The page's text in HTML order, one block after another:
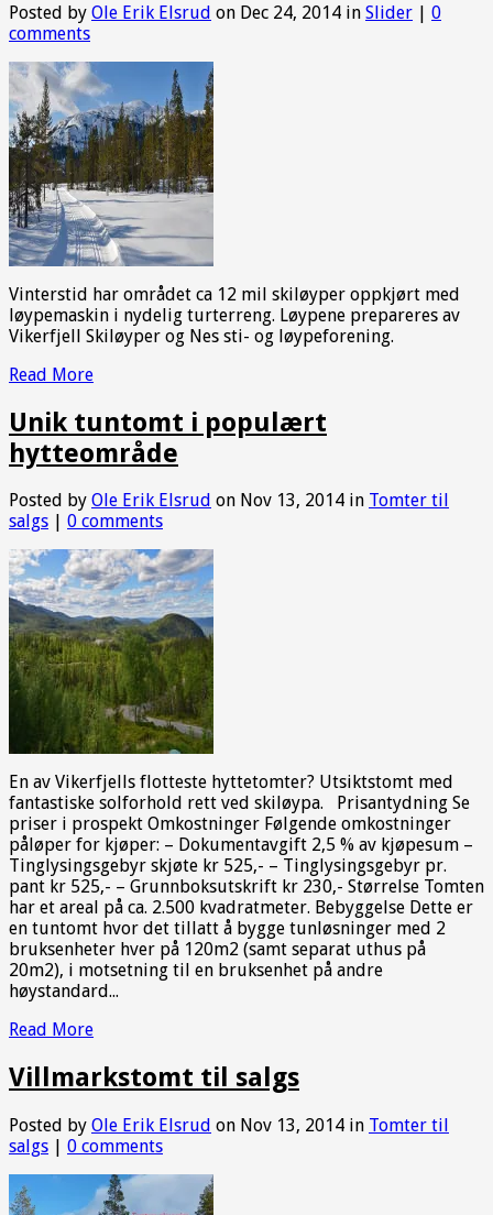
Posted by Ole Erik Elsrud on Dec 24, 2014 in Slider | 0
comments
Vinterstid har området ca 12 mil skiløyper oppkjørt med
løypemaskin i nydelig turterreng. Løypene prepareres av
Vikerfjell Skiløyper og Nes sti- og løypeforening.
Read More
Unik tuntomt i populært
hytteområde
Posted by Ole Erik Elsrud on Nov 13, 2014 in Tomter til
salgs
0 comments
En av Vikerfjells flotteste hyttetomter? Utsiktstomt med
fantastiske solforhold rett ved skiløypa. Prisantydning Se
priser i prospekt Omkostninger Følgende omkostninger
påløper for kjøper: – Dokumentavgift 2,5 % av kjøpesum –
Tinglysingsgebyr skjøte kr 525,- – Tinglysingsgebyr pr.
pant kr 525,- – Grunnboksutskrift kr 230,- Størrelse Tomten
har et areal på ca. 2.500 kvadratmeter. Bebyggelse Dette er
en tuntomt hvor det tillatt å bygge tunløsninger med 2
bruksenheter hver på 120m2 (samt separat uthus på
20m2), i motsetning til en bruksenhet på andre
høystandard...
Read More
Villmarkstomt til salgs
Posted by Ole Erik Elsrud on Nov 13, 2014 in Tomter til
salgs
0 comments